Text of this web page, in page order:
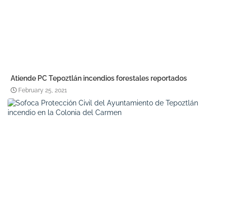
Atiende PC Tepoztlán incendios forestales reportados
February 25, 2021